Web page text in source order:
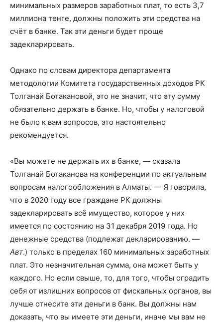
минимальных размеров заработных плат, то есть 3,7
миллиона тенге, должны положить эти средства на
счёт в банке. Так эти деньги будет проще
задекларировать.
Однако по словам директора департамента
методологии Комитета государственных доходов РК
Толганай Ботакановой, это не значит, что эту сумму
обязательно держать в банке. Но, чтобы у налоговой
не было к вам вопросов, это настоятельно
рекомендуется.
«Вы можете не держать их в банке, — сказала
Толганай Ботаканова на конференции по актуальным
вопросам налогообложения в Алматы. — Я говорила,
что в 2020 году все граждане РК должны
задекларировать всё имущество, которое у них
имеется по состоянию на 31 декабря 2019 года. Но
денежные средства (подлежат декларированию. —
Авт.) только в пределах 160 минимальных заработных
плат. Это незначительная сумма, она может быть у
каждого. Но если свыше, то, для того, чтобы оградить
себя от излишних вопросов от фискальных органов, вы
лучше отнесите эти деньги в банк. Вы должны нам
доказать, что вы имеете эти деньги, иначе мы вам не